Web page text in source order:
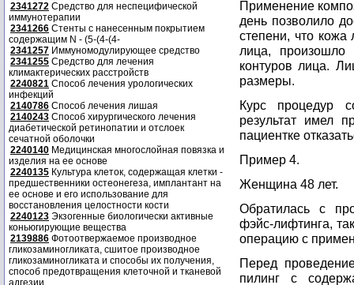
2341272 Средство для неспецифической
иммунотерапии
2341266 Стенты с нанесенным покрытием
содержащим N - (5-(4-(4-
2341257 Иммуномодулирующее средство
2341255 Средство для лечения
климактерических расстройств
2240821 Способ лечения урологических
инфекций
2140786 Способ лечения лишая
2140243 Способ хирургического лечения
диабетической ретинопатии и отслоек
сечатной оболочки
2240140 Медицинская многослойная повязка и
изделия на ее основе
2240135 Культура клеток, содержащая клетки -
предшественники остеонегеза, имплантант на
ее основе и его использование для
восстановления целостности кости
2240123 Экзогенные биологически активные
коньюгирующие вещества
2139886 Фотоотвержаемое производное
гликозаминогликата, сшитое производное
гликозаминогликата и способы их получения,
способ предотвращения клеточной и тканевой
адгезии
Применение
день позволило
степени, что
лица, произошло
контуров лица.
размеры.
Курс процедур
результат имел
пациентке
Пример 4.
Женщина 48 лет.
Обратилась с
фэйс-лифтинга,
операцию с
Перед
пилинг с